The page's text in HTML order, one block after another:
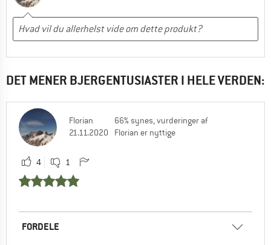
DET MENER BJERGENTUSIASTER I HELE VERDEN:
Florian
21.11.2020
66% synes, vurderinger af
Florian er nyttige
4 1
FORDELE